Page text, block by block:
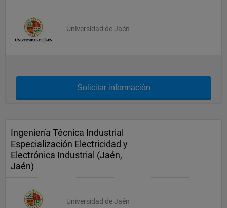
Universidad de Jaén
Solicitar información
Ingeniería Técnica Industrial
Especialización Electricidad y
Electrónica Industrial (Jaén,
Jaén)
Universidad de Jaén